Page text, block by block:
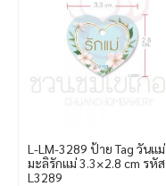
L-LM-3289 ป้าย Tag วันแม่
มะลิรักแม่ 3.3×2.8 cm รหัส
L3289